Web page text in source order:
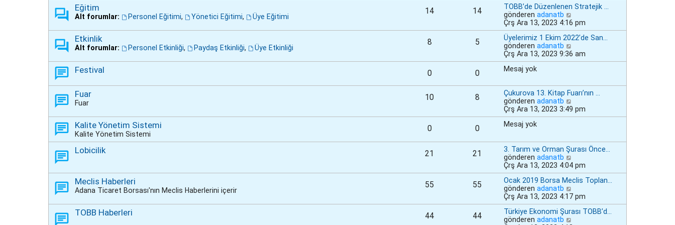
e
ö
ü
n
t
l
e
a
ı
g
ö
ü
n
l
e
Eğitim
Alt forumlar: Personel Eğitimi, Yönetici Eğitimi, Üye Eğitimi
14 14
TOBB’de Düzenlenen Stratejik …
gönderen adanatb
o
n
m
s
a
g
ö
ü
n
l
e
Çrş Ara 13, 2023 4:16 pm
Etkinlik
Alt forumlar: Personel Etkinliği, Paydaş Etkinliği, Üye Etkinliği
8 5
Üyelerimiz 1 Ekim 2022’de San…
gönderen adanatb
o
n
s
a
ı
g
ü
n
ü
l
e
Çrş Ara 13, 2023 9:36 am
Festival 0 0 Mesaj yok
Fuar
Fuar
10 8
Çukurova 13. Kitap Fuarı’nın …
gönderen adanatb
o
n
s
a
ı
g
ö
ü
n
t
Çrş Ara 13, 2023 3:49 pm
Kalite Yönetim Sistemi
Kalite Yönetim Sistemi
0 0 Mesaj yok
Lobicilik 21 21
3. Tarım ve Orman Şurası Önce…
gönderen adanatb
o
n
m
s
a
j
Çrş Ara 13, 2023 4:04 pm
Meclis Haberleri
Adana Ticaret Borsası'nın Meclis Haberlerini içerir
55 55
Ocak 2019 Borsa Meclis Toplan…
gönderen adanatb
o
n
m
Çrş Ara 13, 2023 4:17 pm
TOBB Haberleri 44 44
Türkiye Ekonomi Şurası TOBB’d…
gönderen adanatb